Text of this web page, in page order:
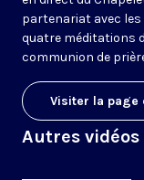
partenariat avec les
quatre méditations
communion de
Visiter la page
Autres